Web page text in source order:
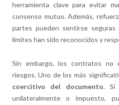
herramienta clave para evitar
consenso mutuo. Además,
partes pueden sentirse
límites han sido reconocidos y
Sin embargo, los contratos no
riesgos. Uno de los más
coercitivo del documento. Si
unilateralmente o impuesto,